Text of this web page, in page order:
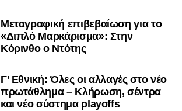
Μεταγραφική επιβεβαίωση για το
«Διπλό Μαρκάρισμα»: Στην
Κόρινθο ο Ντότης
Γ’ Εθνική: Όλες οι αλλαγές στο νέο
πρωτάθλημα – Κλήρωση, σέντρα
και νέο σύστημα playoffs